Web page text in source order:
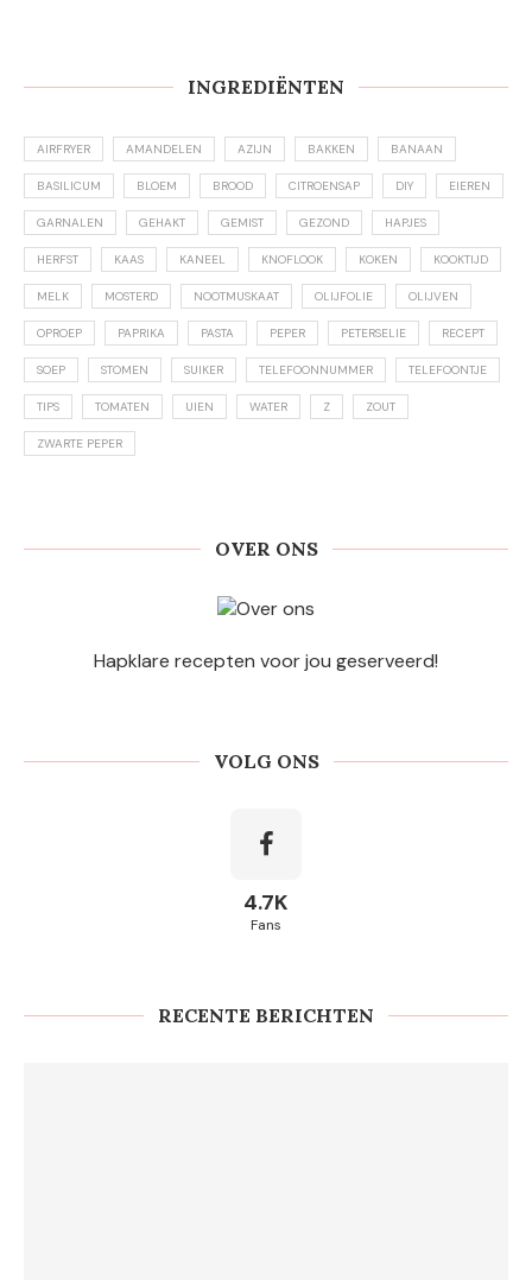
INGREDIËNTEN
AIRFRYER AMANDELEN AZIJN BAKKEN BANAAN
BASILICUM BLOEM BROOD CITROENSAP DIY EIEREN
GARNALEN GEHAKT GEMIST GEZOND HAPJES
HERFST KAAS KANEEL KNOFLOOK KOKEN KOOKTIJD
MELK MOSTERD NOOTMUSKAAT OLIJFOLIE OLIJVEN
OPROEP PAPRIKA PASTA PEPER PETERSELIE RECEPT
SOEP STOMEN SUIKER TELEFOONNUMMER TELEFOONTJE
TIPS TOMATEN UIEN WATER Z ZOUT
ZWARTE PEPER
OVER ONS
Hapklare recepten voor jou geserveerd!
VOLG ONS
4.7K
Fans
RECENTE BERICHTEN